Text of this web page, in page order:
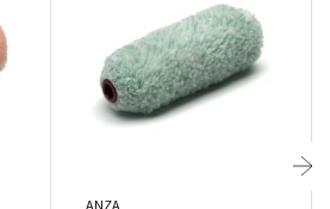
ANZA